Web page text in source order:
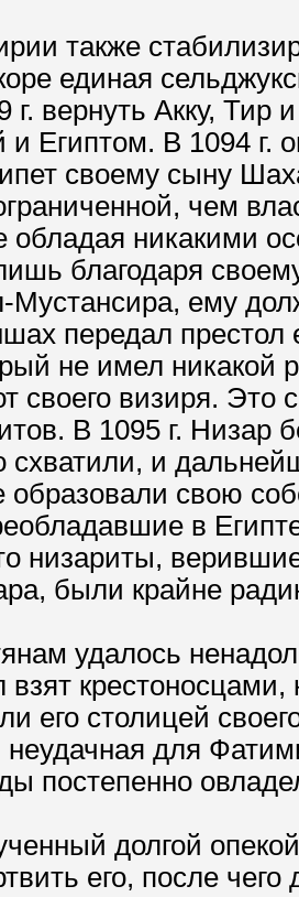
также
единая
г. вернуть Акку,
Египтом. В 1094 г.
своему сыну
чем
обладая никакими
благодаря
ему
передал престол
не имел никакой
своего визиря. Это
В 1095 г. Низар
схватили, и
образовали свою
в
низариты,
были крайне
удалось
взят
его столицей
неудачная для
постепенно
долгой
его, после